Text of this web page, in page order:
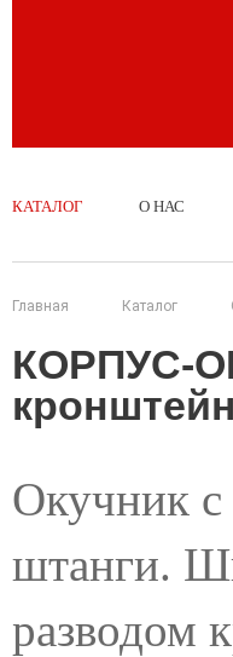
КАТАЛОГ О НАС
Главная Каталог
КОРПУС-
Окучник
штанги.
разводом